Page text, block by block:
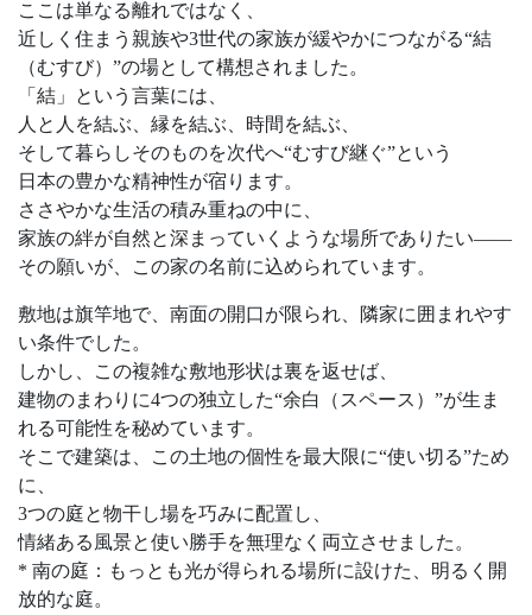
ここは単なる離れではなく、
近しく住まう親族や3世代の家族が緩やかにつながる“結
（むすび）”の場として構想されました。
「結」という言葉には、
人と人を結ぶ、縁を結ぶ、時間を結ぶ、
そして暮らしそのものを次代へ“むすび継ぐ”という
日本の豊かな精神性が宿ります。
ささやかな生活の積み重ねの中に、
家族の絆が自然と深まっていくような場所でありたい――
その願いが、この家の名前に込められています。
敷地は旗竿地で、南面の開口が限られ、隣家に囲まれやす
い条件でした。
しかし、この複雑な敷地形状は裏を返せば、
建物のまわりに4つの独立した“余白（スペース）”が生ま
れる可能性を秘めています。
そこで建築は、この土地の個性を最大限に“使い切る”ため
に、
3つの庭と物干し場を巧みに配置し、
情緒ある風景と使い勝手を無理なく両立させました。
* 南の庭：もっとも光が得られる場所に設けた、明るく開
放的な庭。